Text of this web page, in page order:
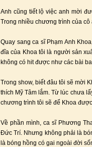
Anh cũng tiết lộ việc anh mời
Trong nhiều chương trình của cô
Quay sang ca sĩ Phạm Anh
đĩa của Khoa tôi là người sản
không có hit được như các bài
Trong show, biết đâu tôi sẽ mời
thích Mỹ Tâm lắm. Từ lúc chưa
chương trình tôi sẽ để Khoa
Về phần mình, ca sĩ Phương
Đức Trí. Nhưng không phải là
là bóng hồng có gai ngoài đời